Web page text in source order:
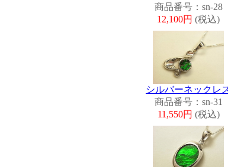
商品番号：sn-28
12,100円 (税込)
シルバーネックレ
商品番号：sn-31
11,550円 (税込)